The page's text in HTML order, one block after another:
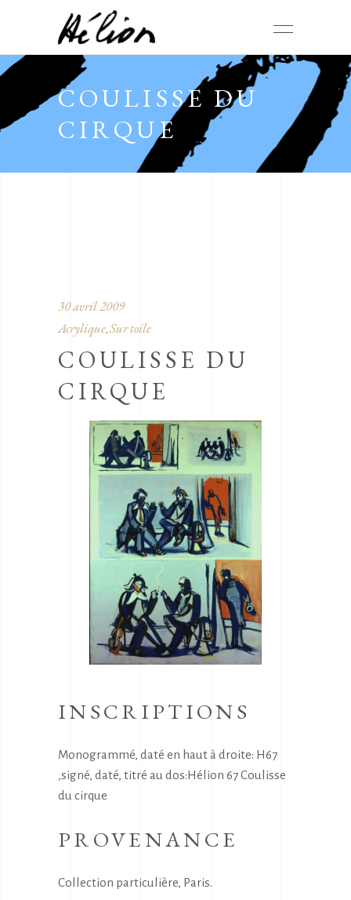
COULISSE DU
CIRQUE
30 avril 2009
Acrylique, Sur toile
COULISSE DU
CIRQUE
INSCRIPTIONS
Monogrammé, daté en haut à droite: H67
,signé, daté, titré au dos:Hélion 67 Coulisse
du cirque
PROVENANCE
Collection particulière, Paris.